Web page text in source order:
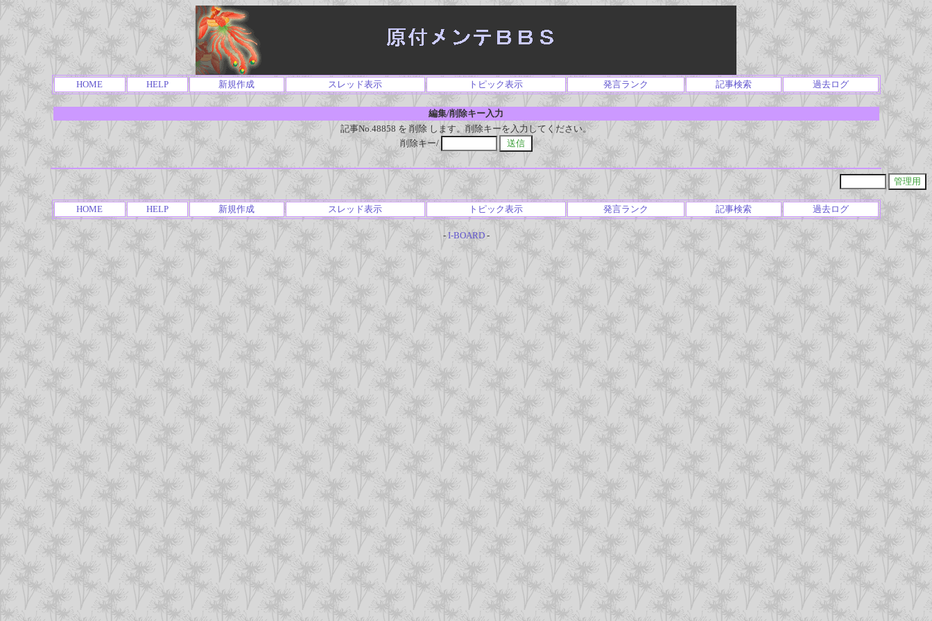
HOME HELP 新規作成 スレッド表示 トピック表示 発言ランク 記事検索 過去ログ
編集/削除キー入力
記事No.48858 を 削除 します。削除キーを入力してください。
削除キー/
HOME HELP 新規作成 スレッド表示 トピック表示 発言ランク 記事検索 過去ログ
- I-BOARD-